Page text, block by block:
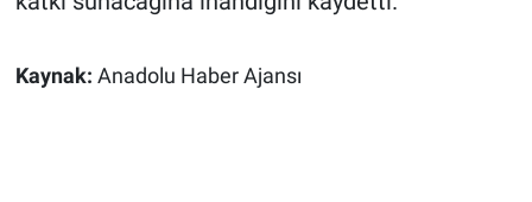
Kaynak: Anadolu Haber Ajansı